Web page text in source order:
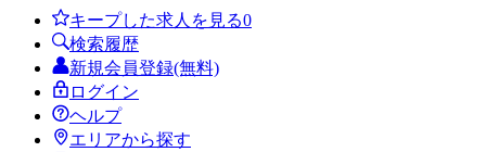
キープした求人を見る0
検索履歴
新規会員登録(無料)
ログイン
ヘルプ
エリアから探す